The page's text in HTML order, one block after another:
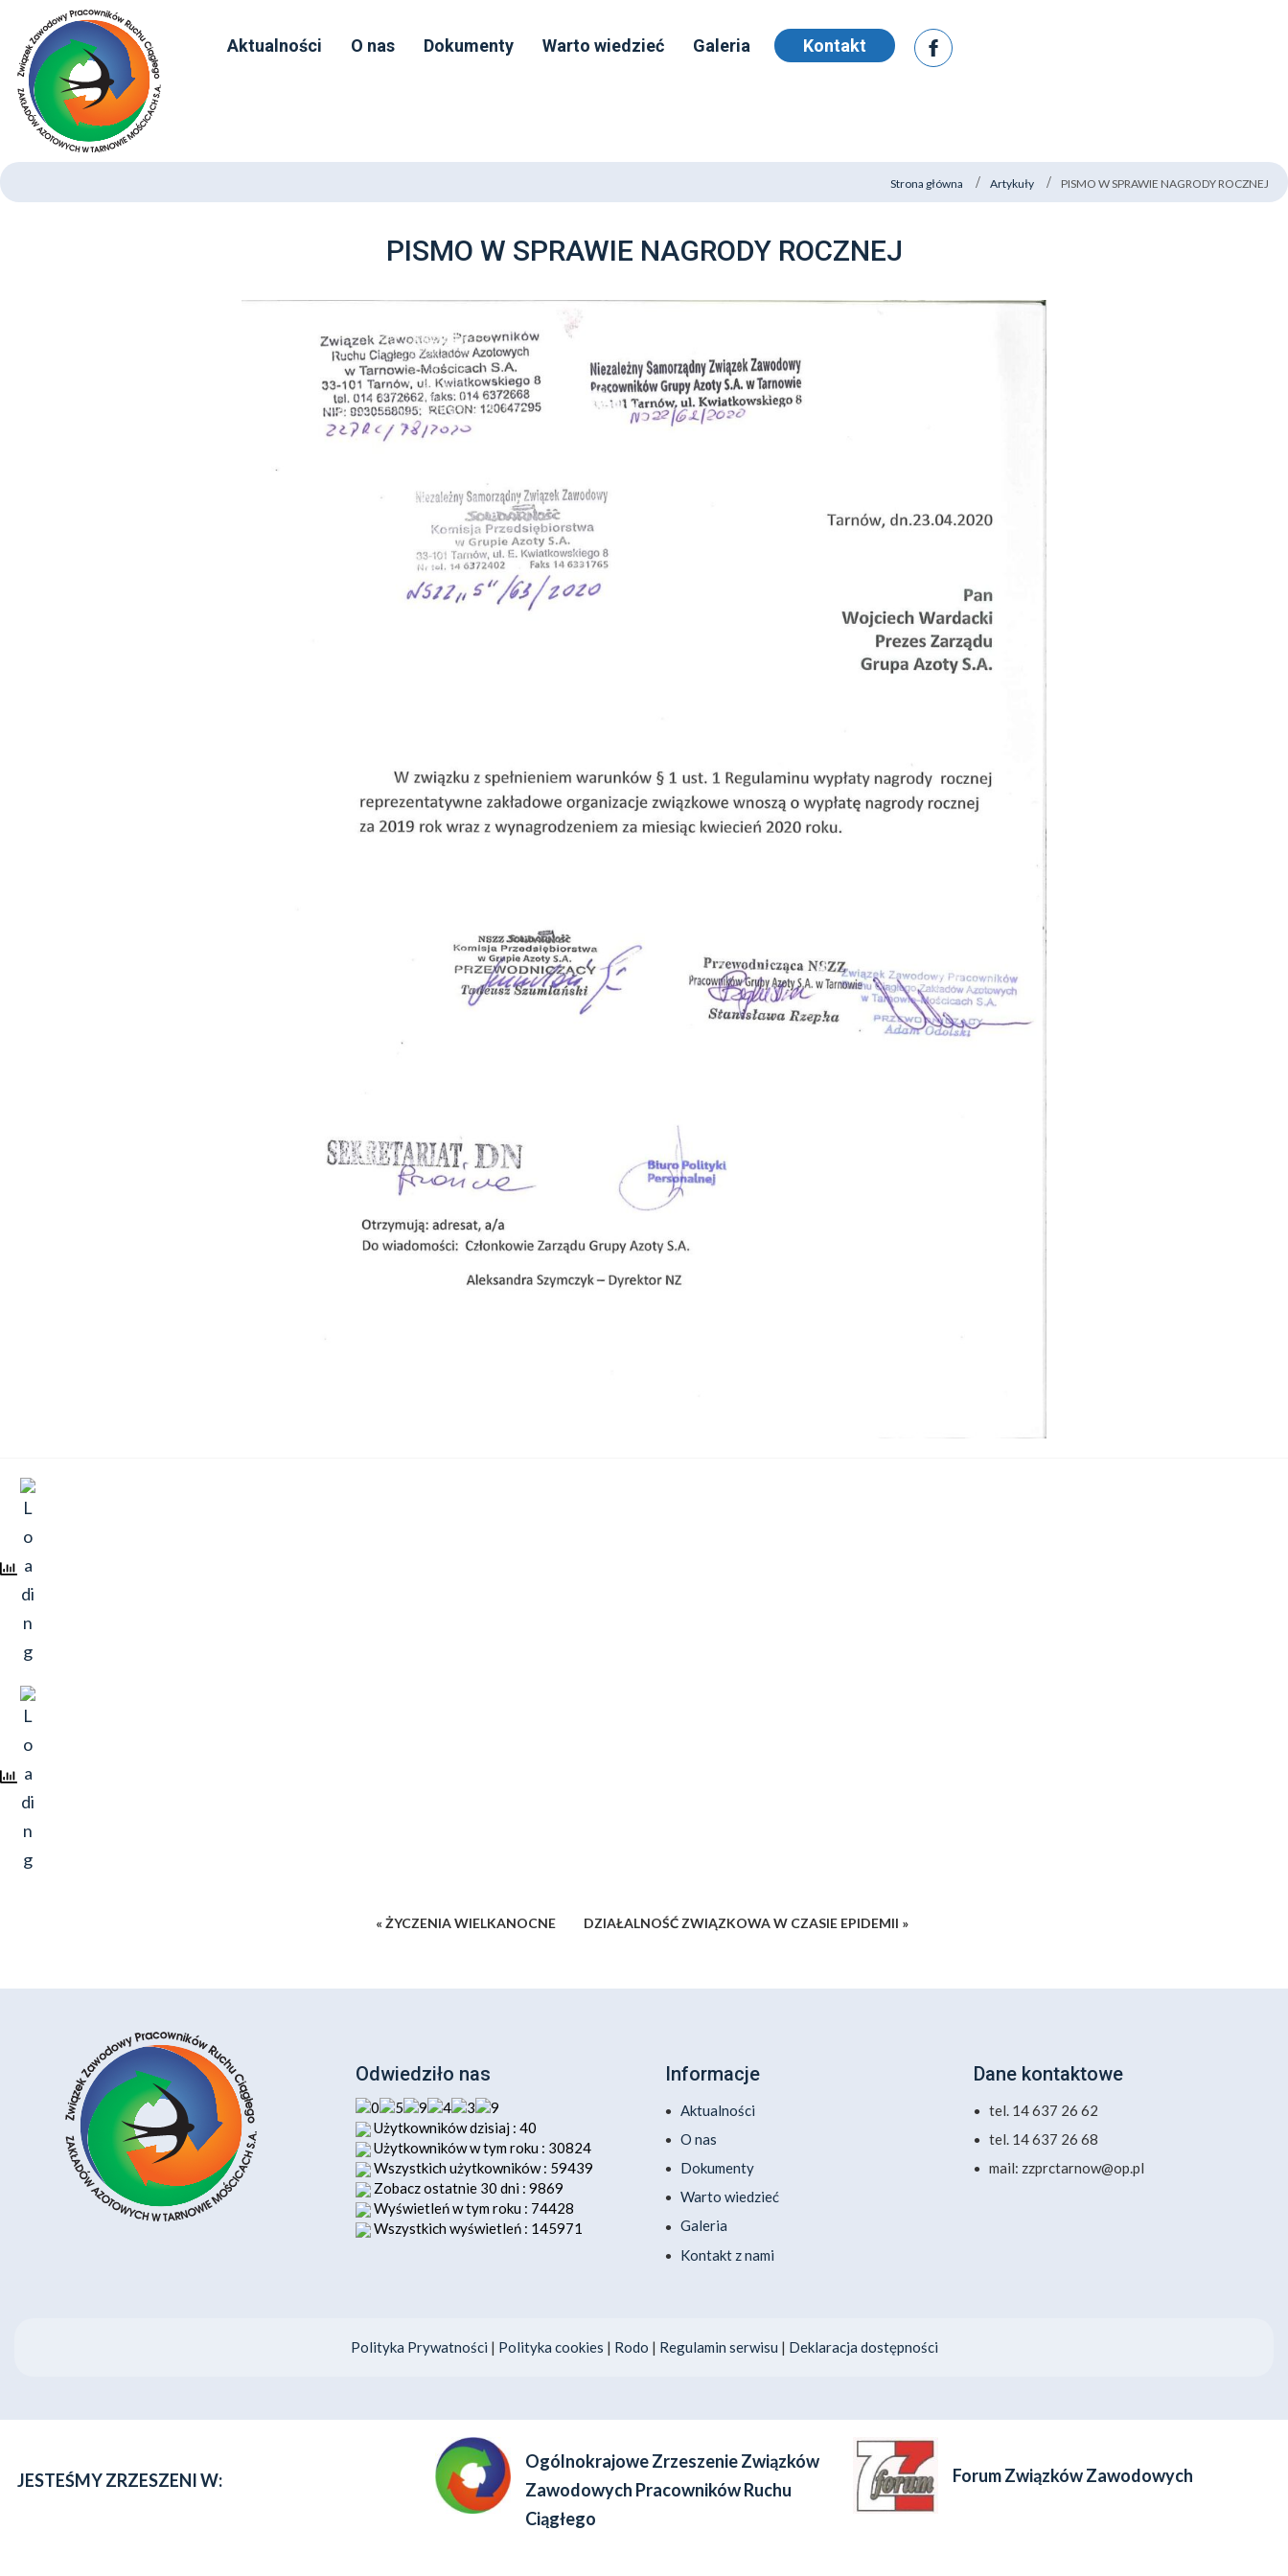
Aktualności O nas Dokumenty Warto wiedzieć Galeria Kontakt
Strona główna Artykuły PISMO W SPRAWIE NAGRODY ROCZNEJ
PISMO W SPRAWIE NAGRODY ROCZNEJ
« ŻYCZENIA WIELKANOCNE DZIAŁALNOŚĆ ZWIĄZKOWA W CZASIE EPIDEMII »
Odwiedziło nas
Użytkowników dzisiaj : 40
Użytkowników w tym roku : 30824
Wszystkich użytkowników : 59439
Zobacz ostatnie 30 dni : 9869
Wyświetleń w tym roku : 74428
Wszystkich wyświetleń : 145971
Informacje
Aktualności
O nas
Dokumenty
Warto wiedzieć
Galeria
Kontakt z nami
Dane kontaktowe
tel. 14 637 26 62
tel. 14 637 26 68
mail: zzprctarnow@op.pl
Polityka Prywatności | Polityka cookies | Rodo | Regulamin serwisu | Deklaracja dostępności
JESTEŚMY ZRZESZENI W:
Ogólnokrajowe Zrzeszenie Związków
Zawodowych Pracowników Ruchu
Ciągłego
Forum Związków Zawodowych